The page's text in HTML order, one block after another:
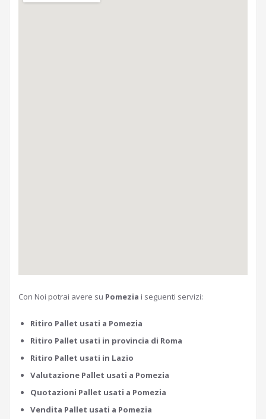
Con Noi potrai avere su Pomezia i seguenti servizi:
Ritiro Pallet usati a Pomezia
Ritiro Pallet usati in provincia di Roma
Ritiro Pallet usati in Lazio
Valutazione Pallet usati a Pomezia
Quotazioni Pallet usati a Pomezia
Vendita Pallet usati a Pomezia